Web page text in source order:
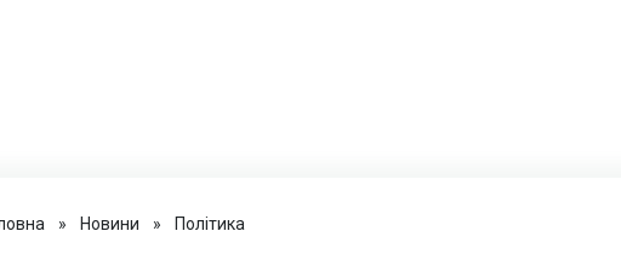
» Новини » Політика